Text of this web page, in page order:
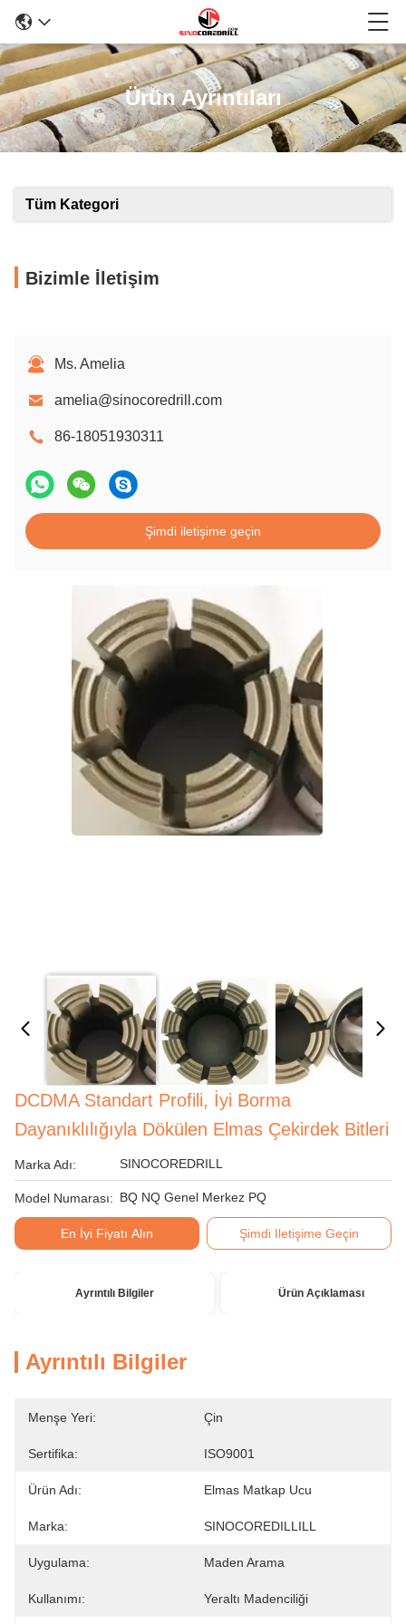
Ürün Ayrıntıları
Tüm Kategori
Bizimle İletişim
Ms. Amelia
amelia@sinocoredrill.com
86-18051930311
Şimdi iletişime geçin
DCDMA Standart Profili, İyi Borma
Dayanıklılığıyla Dökülen Elmas Çekirdek Bitleri
Marka Adı: SINOCOREDRILL
Model Numarası: BQ NQ Genel Merkez PQ
En İyi Fiyatı Alın Şimdi Iletişime Geçin
Ayrıntılı Bilgiler Ürün Açıklaması
Ayrıntılı Bilgiler
Menşe Yeri: Çin
Sertifika: ISO9001
Ürün Adı: Elmas Matkap Ucu
Marka: SINOCOREDILLILL
Uygulama: Maden Arama
Kullanımı: Yeraltı Madenciliği